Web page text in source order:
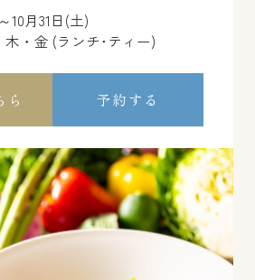
10月31日(土)
・金 (ランチ･ティー)
ら 予約する